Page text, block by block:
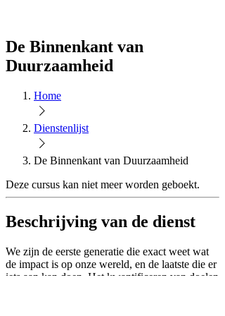
De Binnenkant van
Duurzaamheid
Home
Dienstenlijst
De Binnenkant van Duurzaamheid
Deze cursus kan niet meer worden geboekt.
Beschrijving van de dienst
We zijn de eerste generatie die exact weet wat
de impact is op onze wereld, en de laatste die er
iets aan kan doen. Het kwantificeren van doelen